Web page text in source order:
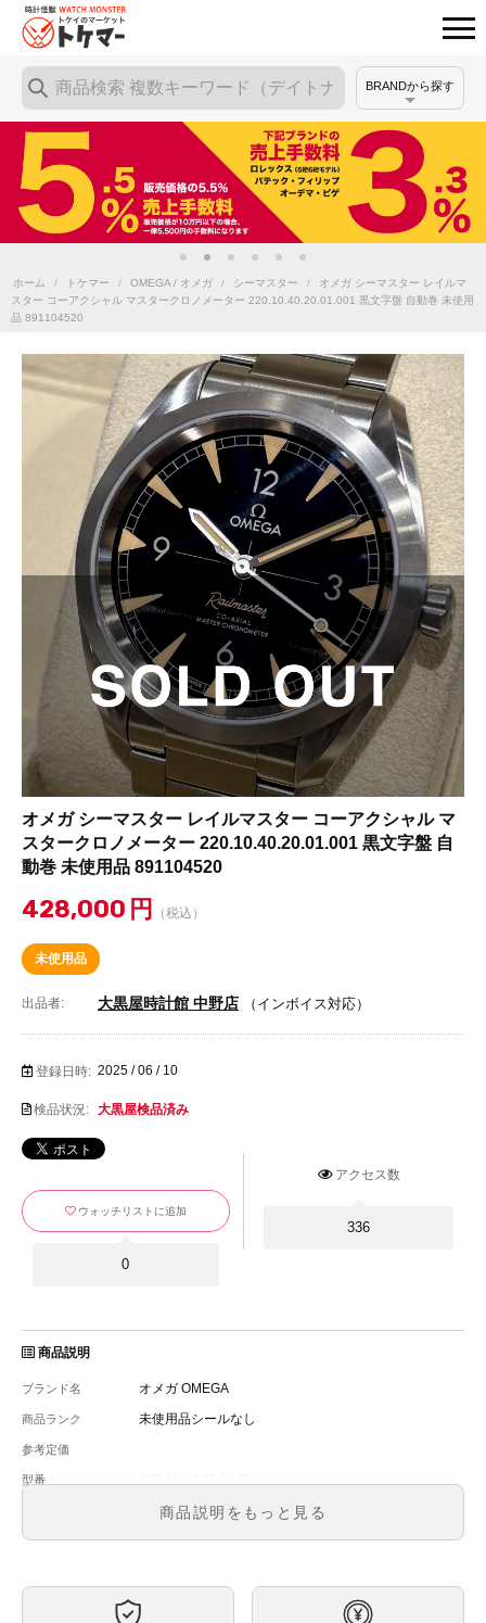
BRANDから探す
ホーム / トケマー / OMEGA / オメガ / シーマスター /
オメガ シーマスター レイルマ
スター コーアクシャル マスタークロノメーター 220.10.40.20.01.001 黒文字盤 自動巻 未使用
品 891104520
オメガ シーマスター レイルマスター コーアクシャル マ
スタークロノメーター 220.10.40.20.01.001 黒文字盤 自
動巻 未使用品 891104520
428,000 円 （税込）
未使用品
出品者: 大黒屋時計館 中野店 （インボイス対応）
登録日時: 2025 / 06 / 10
検品状況: 大黒屋検品済み
アクセス数
336
ウォッチリストに追加
0
商品説明
ブランド名 オメガ OMEGA
商品ランク 未使用品シールなし
参考定価
型番
メンズ
文字盤 黒文字盤
40mm
商品説明をもっと見る